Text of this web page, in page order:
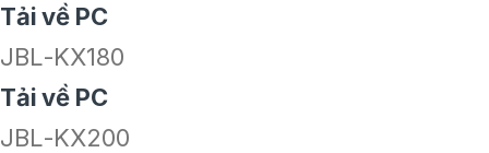
Tải về PC
JBL-KX180
Tải về PC
JBL-KX200